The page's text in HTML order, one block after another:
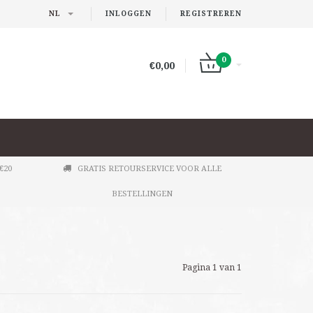
INLOGGEN REGISTREREN
NL
€0,00
0
GRATIS RETOURSERVICE VOOR ALLE
BESTELLINGEN
Pagina 1 van 1